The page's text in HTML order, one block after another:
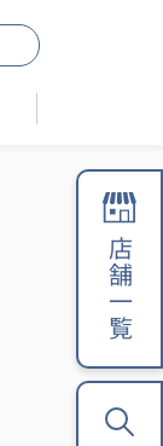
店舗一覧